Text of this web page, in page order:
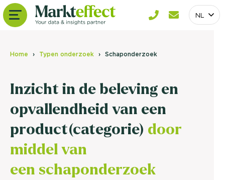
NL
Home Typen onderzoek Schaponderzoek
Inzicht in de beleving en
opvallendheid van een
product(categorie) door
middel van
een schaponderzoek